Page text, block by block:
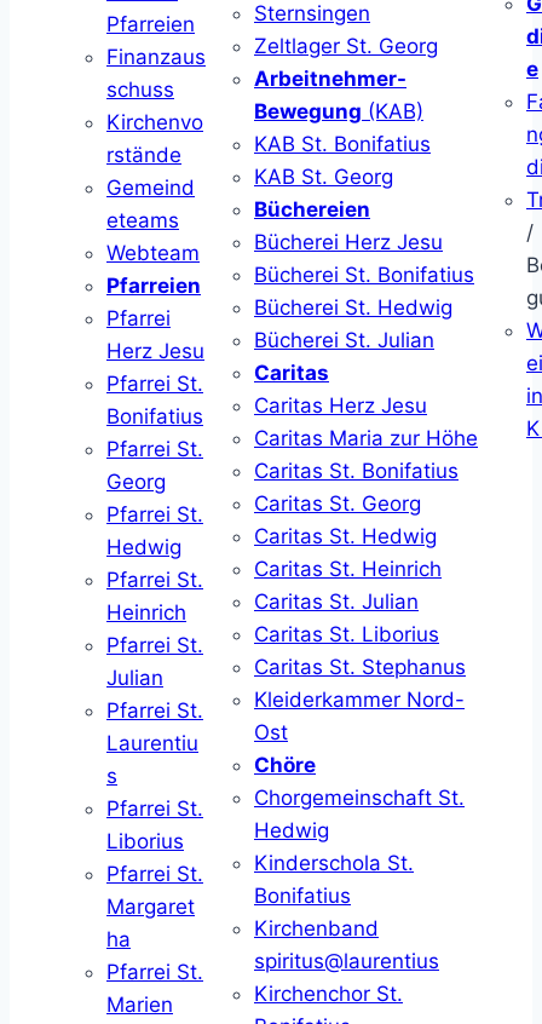
Pfarreien
Finanzaus
schuss
Kirchenvo
rstände
Gemeind
eteams
Webteam
Pfarreien
Pfarrei
Herz Jesu
Pfarrei St.
Bonifatius
Pfarrei St.
Georg
Pfarrei St.
Hedwig
Pfarrei St.
Heinrich
Pfarrei St.
Julian
Pfarrei St.
Laurentiu
s
Pfarrei St.
Liborius
Pfarrei St.
Margaret
ha
Pfarrei St.
Marien
Sternsingen
Zeltlager St. Georg
Arbeitnehmer-
Bewegung (KAB)
KAB St. Bonifatius
KAB St. Georg
Büchereien
Bücherei Herz Jesu
Bücherei St. Bonifatius
Bücherei St. Hedwig
Bücherei St. Julian
Caritas
Caritas Herz Jesu
Caritas Maria zur Höhe
Caritas St. Bonifatius
Caritas St. Georg
Caritas St. Hedwig
Caritas St. Heinrich
Caritas St. Julian
Caritas St. Liborius
Caritas St. Stephanus
Kleiderkammer Nord-
Ost
Chöre
Chorgemeinschaft St.
Hedwig
Kinderschola St.
Bonifatius
Kirchenband
spiritus@laurentius
Kirchenchor St.
e
/